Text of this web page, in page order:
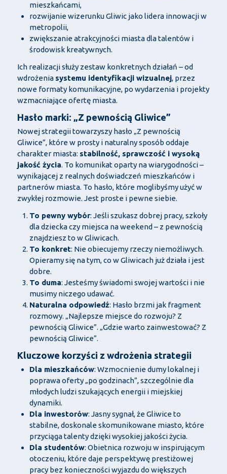
mieszkańcami,
rozwijanie wizerunku Gliwic jako lidera innowacji w
metropolii,
zwiększanie atrakcyjności miasta dla talentów i
środowisk kreatywnych.
Ich realizacji służy zestaw konkretnych działań – od
wdrożenia systemu identyfikacji wizualnej, przez
nowe formaty komunikacyjne, po wydarzenia i projekty
wzmacniające ofertę miasta.
Hasło marki: „Z pewnością Gliwice”
Nowej strategii towarzyszy hasło „Z pewnością
Gliwice”, które w prosty i naturalny sposób oddaje
charakter miasta: stabilność, sprawczość i wysoką
jakość życia. To komunikat oparty na wiarygodności –
wynikającej z realnych doświadczeń mieszkańców i
partnerów miasta. To hasło, które moglibyśmy użyć w
zwykłej rozmowie. Jest proste i pewne siebie.
To pewny wybór: Jeśli szukasz dobrej pracy, szkoły
dla dziecka czy miejsca na weekend – z pewnością
znajdziesz to w Gliwicach.
To konkret: Nie obiecujemy rzeczy niemożliwych.
Opieramy się na tym, co w Gliwicach już działa i jest
dobre.
To duma: Jesteśmy świadomi swojej wartości i nie
musimy niczego udawać.
Naturalna odpowiedź: Hasło brzmi jak fragment
rozmowy. „Najlepsze miejsce do rozwoju? Z
pewnością Gliwice”. „Gdzie warto zainwestować? Z
pewnością Gliwice”.
Kluczowe korzyści z wdrożenia strategii
Dla mieszkańców: Wzmocnienie dumy lokalnej i
poprawa oferty „po godzinach”, szczególnie dla
młodych ludzi szukających energii i miejskiej
dynamiki.
Dla inwestorów: Jasny sygnał, że Gliwice to
stabilne, doskonale skomunikowane miasto, które
przyciąga talenty dzięki wysokiej jakości życia.
Dla studentów: Obietnica rozwoju w inspirującym
otoczeniu, które daje perspektywę prestiżowej
pracy bez konieczności wyjazdu do większych